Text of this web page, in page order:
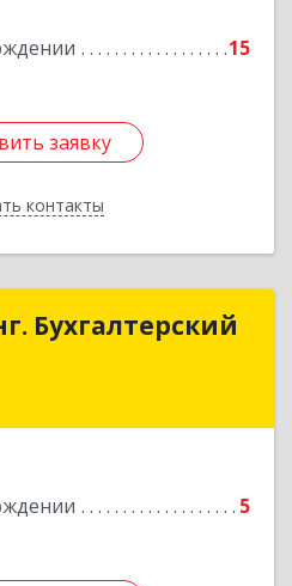
15
заявку
контакты
заявку
Назад
Бухгалтерский
5
Бухгалтерский
Подробнее